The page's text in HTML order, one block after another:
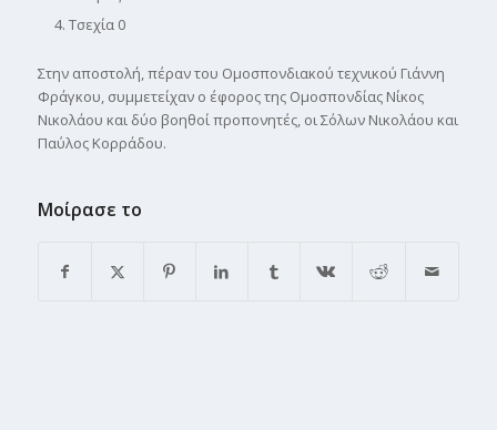
Τσεχία 0
Στην αποστολή, πέραν του Ομοσπονδιακού τεχνικού Γιάννη
Φράγκου, συμμετείχαν ο έφορος της Ομοσπονδίας Νίκος
Νικολάου και δύο βοηθοί προπονητές, οι Σόλων Νικολάου και
Παύλος Κορράδου.
Μοίρασε το